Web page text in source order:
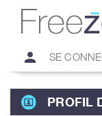
person SE
PROFIL